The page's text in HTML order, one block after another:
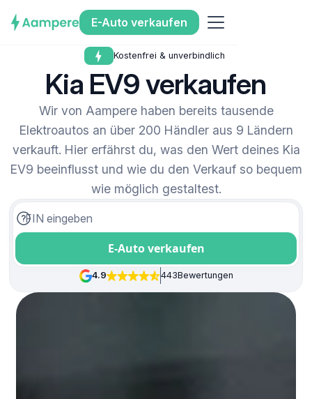
E-Auto verkaufen
Kostenfrei & unverbindlich
Kia EV9 verkaufen
Wir von Aampere haben bereits tausende
Elektroautos an über 200 Händler aus 9 Ländern
verkauft. Hier erfährst du, was den Wert deines Kia
EV9 beeinflusst und wie du den Verkauf so bequem
wie möglich gestaltest.
E-Auto verkaufen
4.9 443Bewertungen